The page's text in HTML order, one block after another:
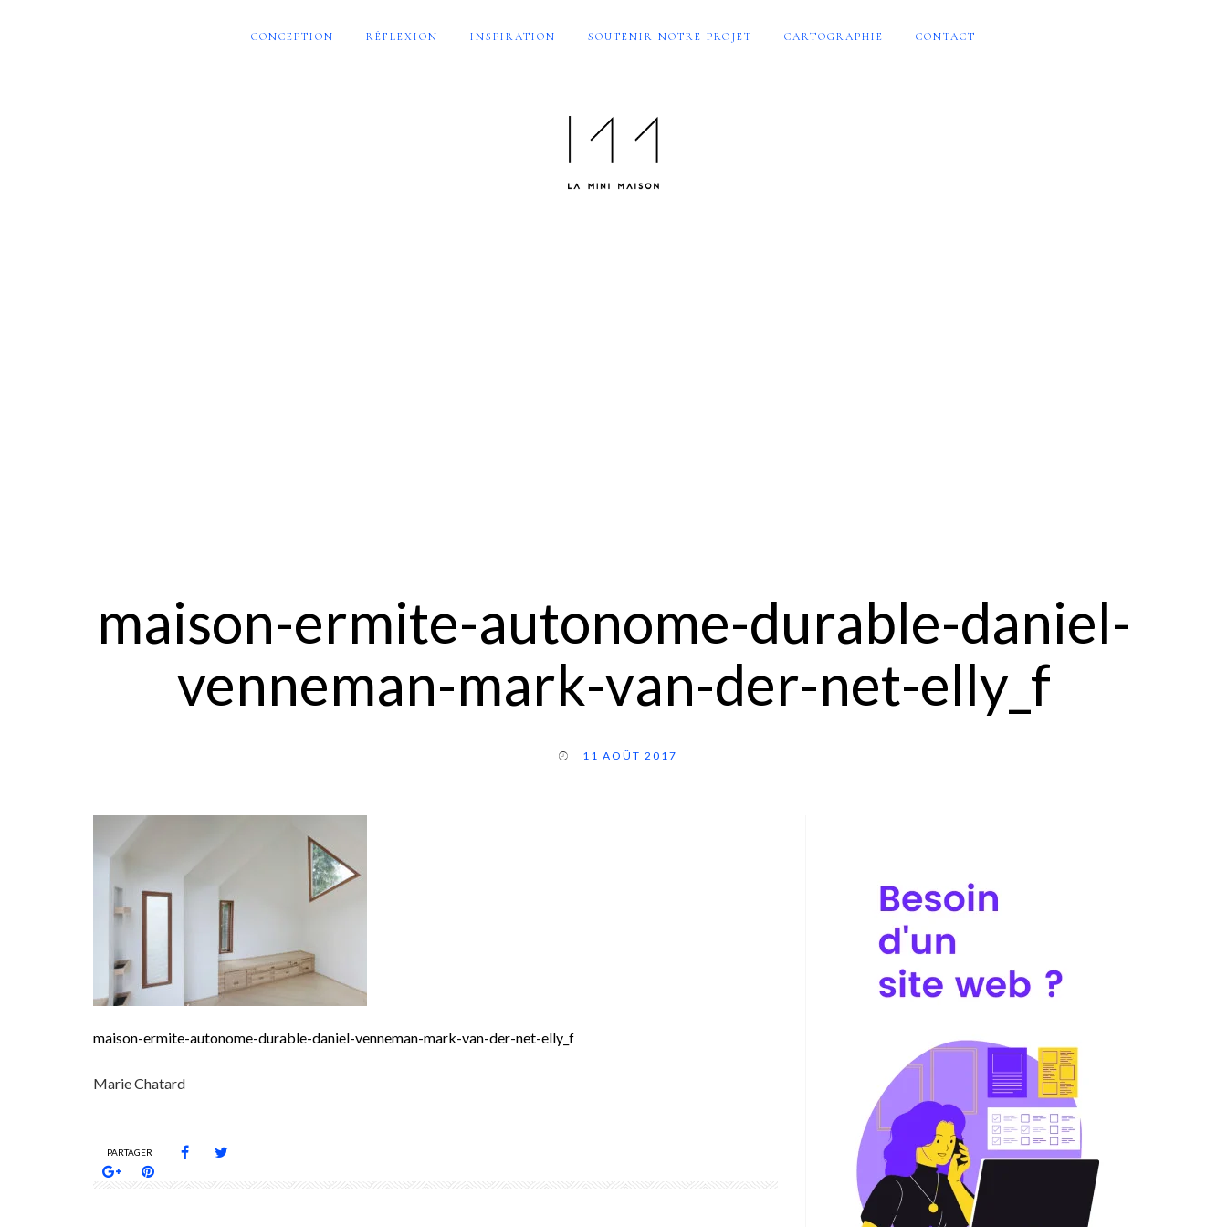
CONCEPTION RÉFLEXION INSPIRATION SOUTENIR NOTRE PROJET CARTOGRAPHIE CONTACT
maison-ermite-autonome-durable-daniel-
venneman-mark-van-der-net-elly_f
11 AOÛT 2017
maison-ermite-autonome-durable-daniel-venneman-mark-van-der-net-elly_f
Marie Chatard
PARTAGER